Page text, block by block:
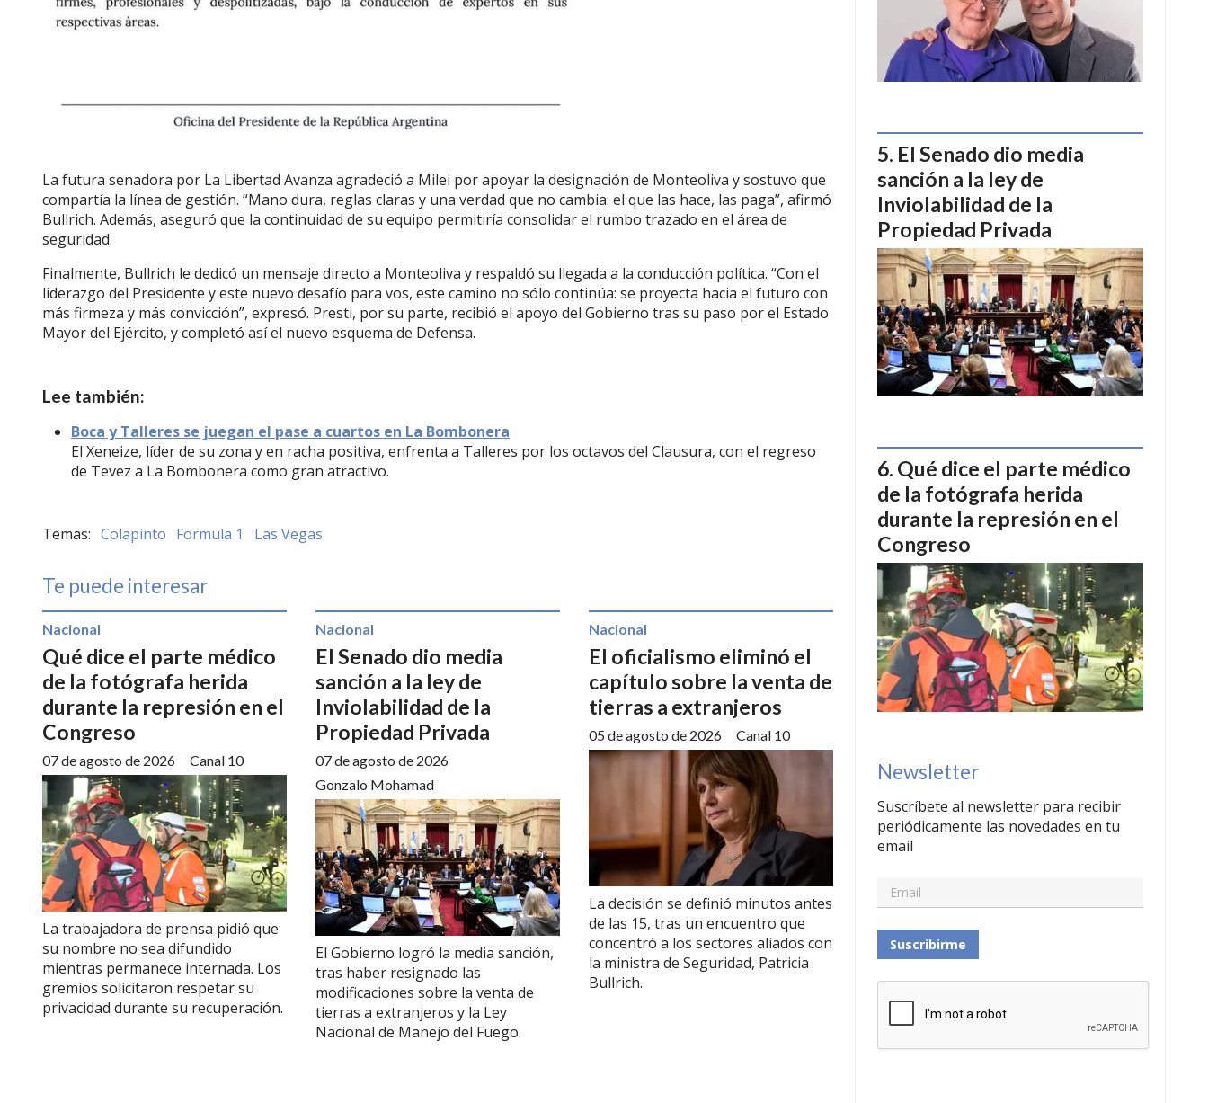
La futura senadora por La Libertad Avanza agradeció a Milei por apoyar la designación de Monteoliva y sostuvo que
compartía la línea de gestión. “Mano dura, reglas claras y una verdad que no cambia: el que las hace, las paga”, afirmó
Bullrich. Además, aseguró que la continuidad de su equipo permitiría consolidar el rumbo trazado en el área de
seguridad.
Finalmente, Bullrich le dedicó un mensaje directo a Monteoliva y respaldó su llegada a la conducción política. “Con el
liderazgo del Presidente y este nuevo desafío para vos, este camino no sólo continúa: se proyecta hacia el futuro con
más firmeza y más convicción”, expresó. Presti, por su parte, recibió el apoyo del Gobierno tras su paso por el Estado
Mayor del Ejército, y completó así el nuevo esquema de Defensa.
Lee también:
Boca y Talleres se juegan el pase a cuartos en La Bombonera
El Xeneize, líder de su zona y en racha positiva, enfrenta a Talleres por los octavos del Clausura, con el regreso
de Tevez a La Bombonera como gran atractivo.
Colapinto Formula 1 Las Vegas
Te puede interesar
Qué dice el parte médico
de la fotógrafa herida
durante la represión en el
Congreso
Canal 10
Nacional
07 de agosto de 2026
La trabajadora de prensa pidió que
su nombre no sea difundido
mientras permanece internada. Los
gremios solicitaron respetar su
privacidad durante su recuperación.
El Senado dio media
sanción a la ley de
Inviolabilidad de la
Propiedad Privada
Gonzalo Mohamad
Nacional
07 de agosto de 2026
El Gobierno logró la media sanción,
tras haber resignado las
modificaciones sobre la venta de
tierras a extranjeros y la Ley
Nacional de Manejo del Fuego.
El oficialismo eliminó el
capítulo sobre la venta de
tierras a extranjeros
Canal 10
Nacional
05 de agosto de 2026
La decisión se definió minutos antes
de las 15, tras un encuentro que
concentró a los sectores aliados con
la ministra de Seguridad, Patricia
Bullrich.
El Senado dio media
sanción a la ley de
Inviolabilidad de la
Propiedad Privada
Qué dice el parte médico
de la fotógrafa herida
durante la represión en el
Congreso
Newsletter
Suscríbete al newsletter para recibir
periódicamente las novedades en tu
email
Suscribirme